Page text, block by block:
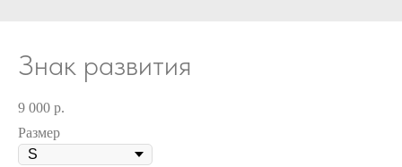
Знак развития
9 000 р.
Размер